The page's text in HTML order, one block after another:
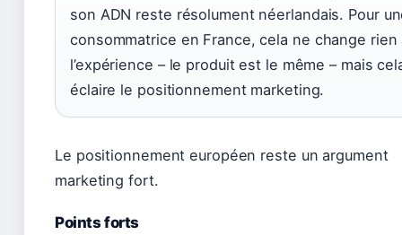
son ADN reste résolument néerlandais. Pour
consommatrice en France, cela ne change rien
l’expérience – le produit est le même – mais
éclaire le positionnement marketing.
Le positionnement européen reste un argument
marketing fort.
Points forts